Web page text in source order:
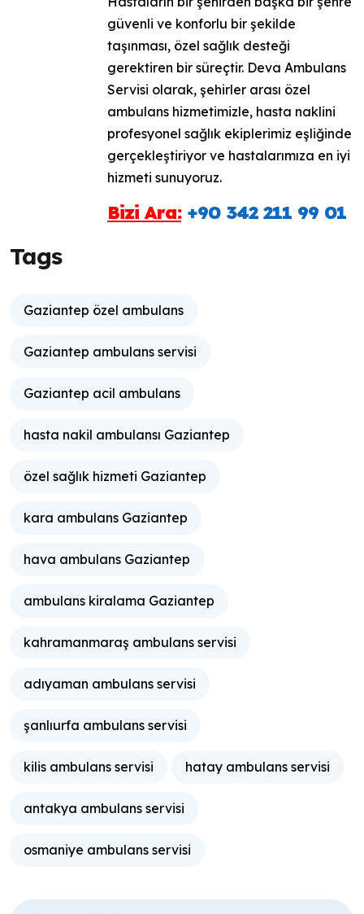
güvenli ve konforlu bir şekilde
taşınması, özel sağlık desteği
gerektiren bir süreçtir. Deva Ambulans
Servisi olarak, şehirler arası özel
ambulans hizmetimizle, hasta naklini
profesyonel sağlık ekiplerimiz eşliğinde
gerçekleştiriyor ve hastalarımıza en iyi
hizmeti sunuyoruz.
Bizi Ara: +90 342 211 99 01
Tags
Gaziantep özel ambulans
Gaziantep ambulans servisi
Gaziantep acil ambulans
hasta nakil ambulansı Gaziantep
özel sağlık hizmeti Gaziantep
kara ambulans Gaziantep
hava ambulans Gaziantep
ambulans kiralama Gaziantep
kahramanmaraş ambulans servisi
adıyaman ambulans servisi
şanlıurfa ambulans servisi
kilis ambulans servisi hatay ambulans servisi
antakya ambulans servisi
osmaniye ambulans servisi